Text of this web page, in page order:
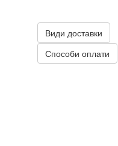
Види доставки
Способи оплати